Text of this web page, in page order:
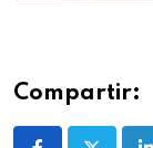
Compartir: